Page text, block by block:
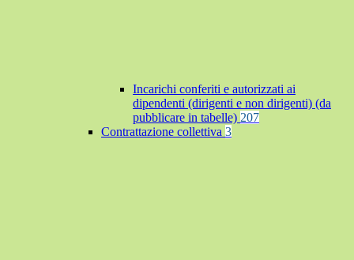
Incarichi conferiti e autorizzati ai
dipendenti (dirigenti e non dirigenti) (da
pubblicare in tabelle) 207
Contrattazione collettiva 3